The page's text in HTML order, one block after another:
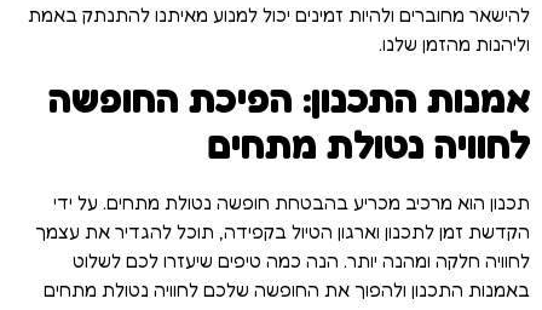
להישאר מחוברים ולהיות זמינים יכול למנוע מאיתנו להתנתק באמת
וליהנות מהזמן שלנו.
אמנות התכנון: הפיכת החופשה
לחוויה נטולת מתחים
תכנון הוא מרכיב מכריע בהבטחת חופשה נטולת מתחים. על ידי
הקדשת זמן לתכנון וארגון הטיול בקפידה, תוכל להגדיר את עצמך
לחוויה חלקה ומהנה יותר. הנה כמה טיפים שיעזרו לכם לשלוט
באמנות התכנון ולהפוך את החופשה שלכם לחוויה נטולת מתחים